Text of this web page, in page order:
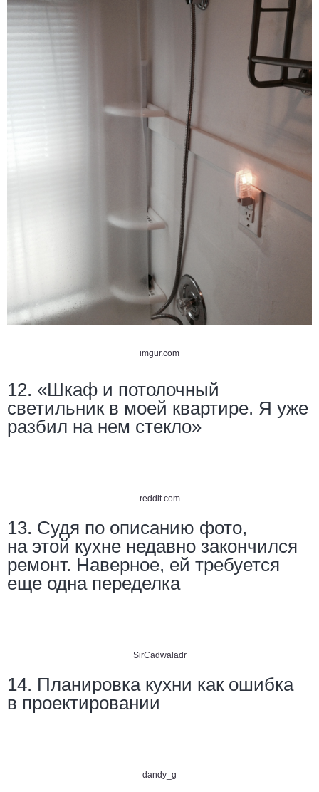
imgur.com
12. «Шкаф и потолочный
светильник в моей квартире. Я уже
разбил на нем стекло»
reddit.com
13. Судя по описанию фото,
на этой кухне недавно закончился
ремонт. Наверное, ей требуется
еще одна переделка
SirCadwaladr
14. Планировка кухни как ошибка
в проектировании
dandy_g